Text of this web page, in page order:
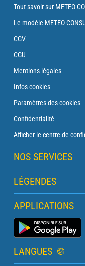
Tout savoir sur METEO
Le modèle METEO
CGV
CGU
Mentions légales
Infos cookies
Paramètres des cookies
Confidentialité
Afficher le centre de
NOS SERVICES
Abonnement Zen
Abonnement Balise
Abonnement Traversée
Abonnement Phare
LÉGENDES
Légende des cartes
Légende des
Glossaire
APPLICATIONS
Application Météo Marine
LANGUES